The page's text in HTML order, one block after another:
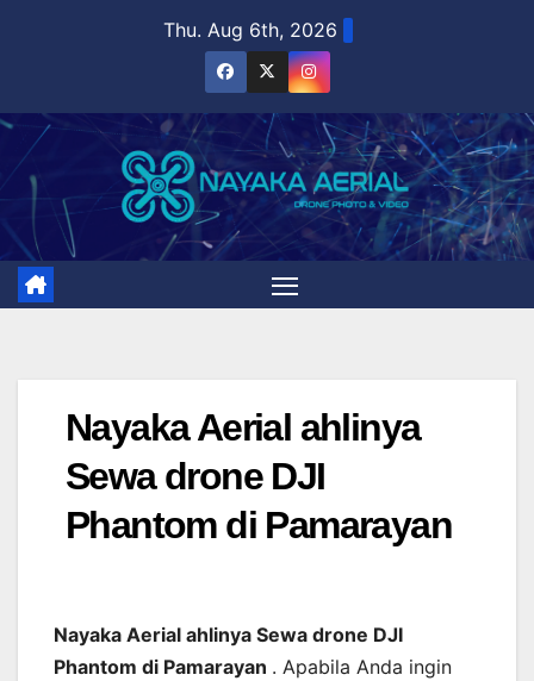
Thu. Aug 6th, 2026
Nayaka Aerial ahlinya
Sewa drone DJI
Phantom di Pamarayan
Nayaka Aerial ahlinya Sewa drone DJI
Phantom di Pamarayan . Apabila Anda ingin